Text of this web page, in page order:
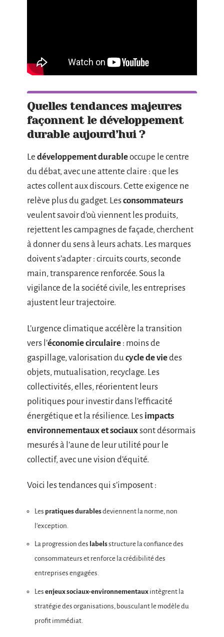
Quelles tendances majeures
façonnent le développement
durable aujourd’hui ?
Le développement durableoccupe le centre
du débat, avec une attente claire : que les
actes collent aux discours. Cette exigence ne
relève plus du gadget. Lesconsommateurs
veulent savoir d’où viennent les produits,
rejettent les campagnes de façade, cherchent
à donner du sens à leurs achats. Les marques
doivent s’adapter : circuits courts, seconde
main, transparence renforcée. Sous la
vigilance de la société civile, les entreprises
ajustent leur trajectoire.
L’urgence climatique accélère la transition
vers l’économie circulaire : moins de
gaspillage, valorisation du cycle de viedes
objets, mutualisation, recyclage. Les
collectivités, elles, réorientent leurs
politiques pour investir dans l’efficacité
énergétique et la résilience. Les impacts
environnementaux et sociauxsont désormais
mesurés à l’aune de leur utilité pour le
collectif, avec une vision d’équité.
Voici les tendances qui s’imposent :
Les pratiques durablesdeviennent la norme, non
l’exception.
La progression des labelsstructure la confiance des
consommateurs et renforce la crédibilité des
entreprises engagées.
Les enjeux sociaux-environnementaux intègrent la
stratégie des organisations, bousculant le modèle du
profit immédiat.